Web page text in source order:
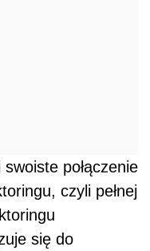
połączenie
czyli pełnej
się do